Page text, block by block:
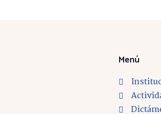
Menú